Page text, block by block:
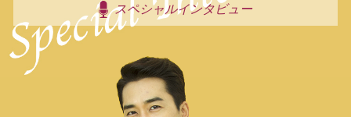
スペシャルインタビュー